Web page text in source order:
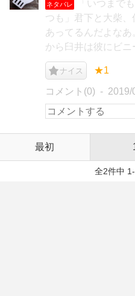
ネタバレ
「いつまで
つも」君下と大柴
あってるんだよな
から臼井は彼にビニ
ナイス ★1
コメント(0) 2019/
最初
全2件中